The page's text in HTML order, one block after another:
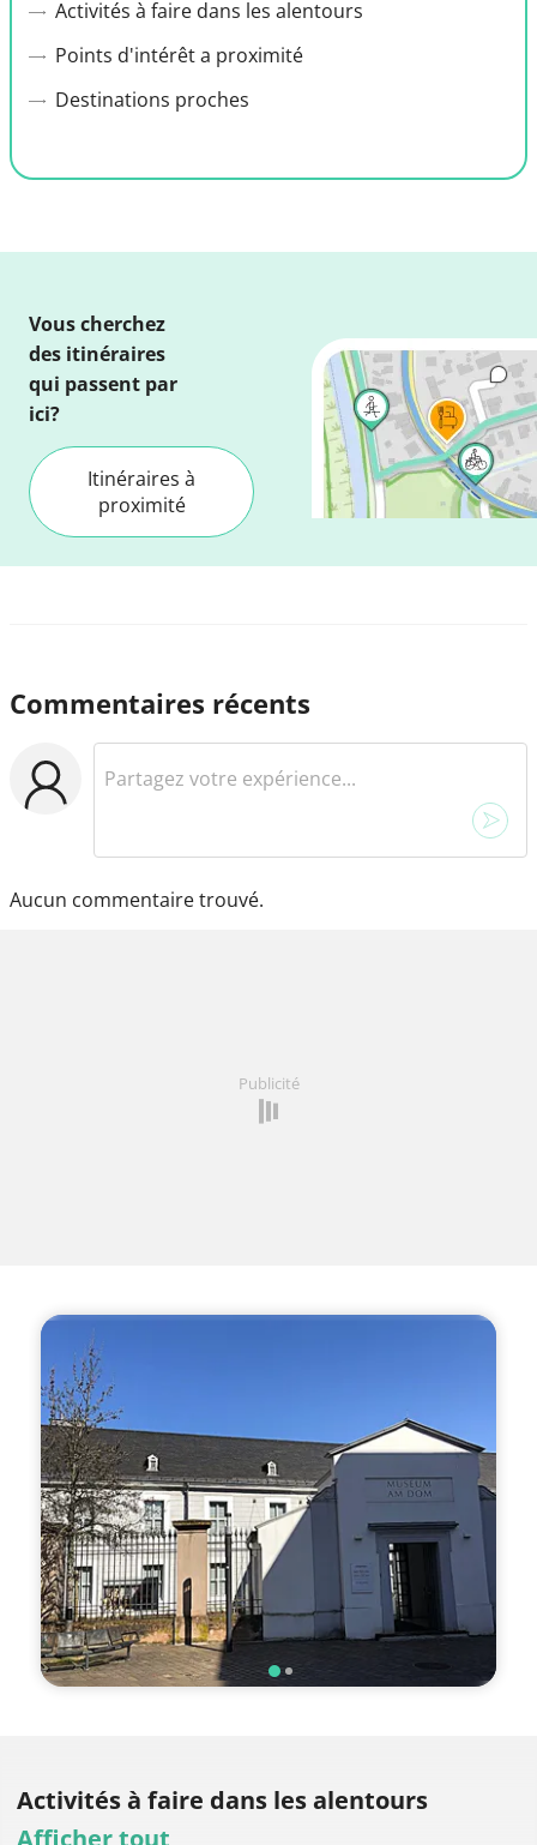
Activités à faire dans les alentours
Points d'intérêt a proximité
Destinations proches
Vous cherchez
des itinéraires
qui passent par
ici?
Itinéraires à
proximité
Commentaires récents
Aucun commentaire trouvé.
Publicité
Activités à faire dans les alentours
Afficher tout